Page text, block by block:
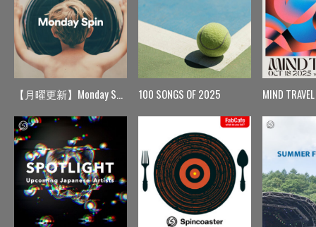
【月曜更新】Monday Spin 100 SONGS OF 2025 MIND TRAVEL